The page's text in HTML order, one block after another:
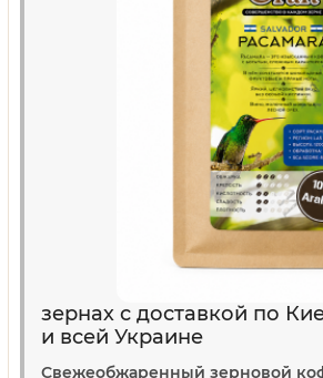
зернах с доставкой по
и всей Украине
Свежеобжаренный зерновой